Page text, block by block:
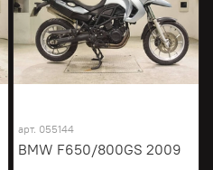
арт. 055144
BMW F650/800GS 2009